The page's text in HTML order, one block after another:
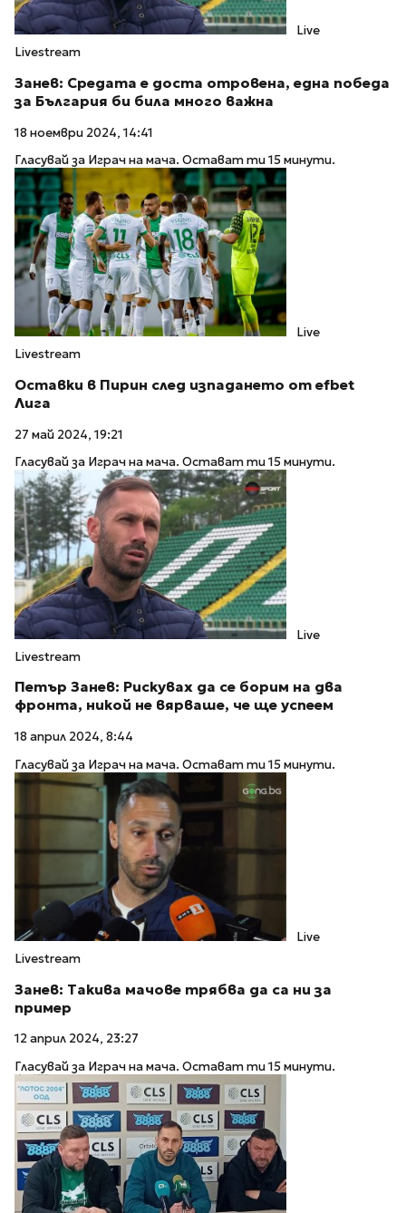
Live
Livestream
Занев: Средата е доста отровена, една победа
за България би била много важна
18 ноември 2024, 14:41
Гласувай за Играч на мача. Остават ти 15 минути.
Live
Livestream
Оставки в Пирин след изпадането от efbet
Лига
27 май 2024, 19:21
Гласувай за Играч на мача. Остават ти 15 минути.
Live
Livestream
Петър Занев: Рискувах да се борим на два
фронта, никой не вярваше, че ще успеем
18 април 2024, 8:44
Гласувай за Играч на мача. Остават ти 15 минути.
Live
Livestream
Занев: Такива мачове трябва да са ни за
пример
12 април 2024, 23:27
Гласувай за Играч на мача. Остават ти 15 минути.